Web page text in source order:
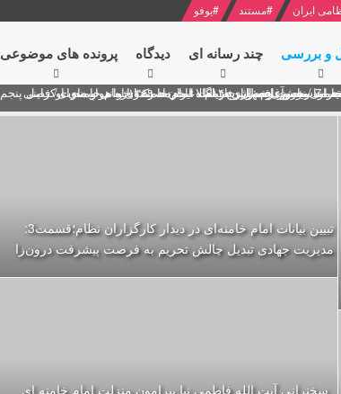
ایران #مستند #یوفو
و بررسی چند رسانه ای دیدگاه‌ پرونده های موضوعی
انقلابی منصور افسر ارشد اطلاعات مصر درباره هواپیمای اوکراینی
ریاست جمهوری از نگاه امام خامنه ای
نوروزی خطاب به ملت ایران + نکته خوانی و صوت
مناسبت آغاز سال ۱۴۰۰
تبیین بیانات امام خامنه‌ای در دیدار کارگزاران نظام؛قسمت3:
مدیریت جهادی تبدیل چالش تحریم به فرصت پیشرفت درون‌زا
سخنرانی آیت الله فاطمی نیا پیرامون منزلت امام خامنه ای